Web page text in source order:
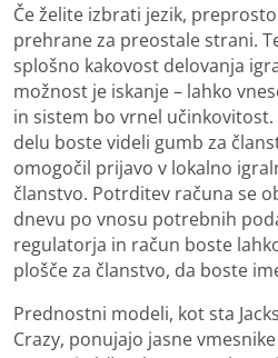
Če želite izbrati jezik,
prehrane za preostale strani.
splošno kakovost delovanja
možnost je iskanje – lahko
in sistem bo vrnel
delu boste videli gumb za
omogočil prijavo v lokalno
članstvo. Potrditev računa se
dnevu po vnosu potrebnih
regulatorja in račun boste
plošče za članstvo, da boste
Prednostni modeli, kot sta
Crazy, ponujajo jasne